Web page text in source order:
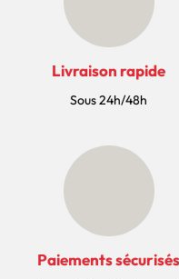
Livraison rapide
Sous 24h/48h
Paiements sécurisés